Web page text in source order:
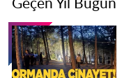
Geçen Yıl Bugün